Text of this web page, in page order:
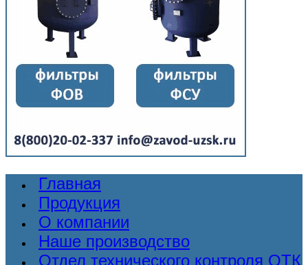
Главная
Продукция
О компании
Наше производство
Отдел технического контроля ОТК